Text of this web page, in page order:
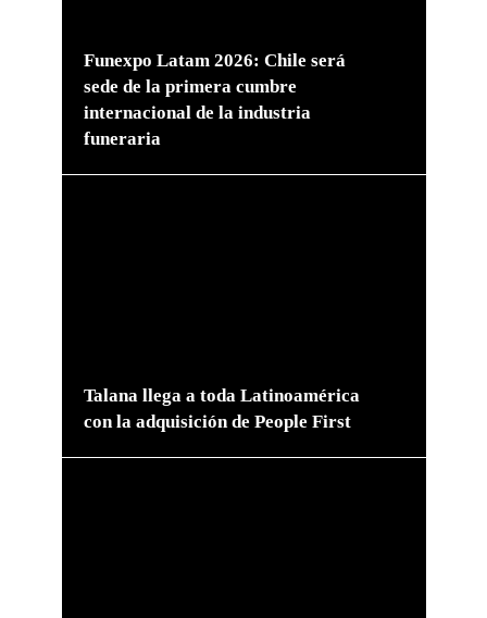
Funexpo Latam 2026: Chile será
sede de la primera cumbre
internacional de la industria
funeraria
Talana llega a toda Latinoamérica
con la adquisición de People First